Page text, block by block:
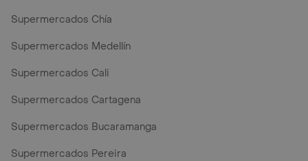
Supermercados Chía
Supermercados Medellín
Supermercados Cali
Supermercados Cartagena
Supermercados Bucaramanga
Supermercados Pereira